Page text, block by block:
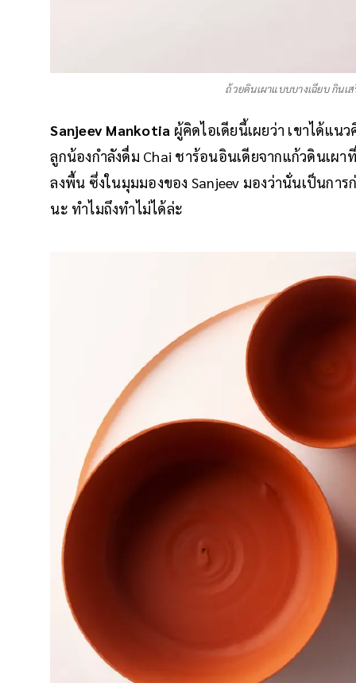
ถ้วยดินเผาแบบบางเฉียบ กินเ
Sanjeev Mankotia ผู้คิดไอเดียนี้เผยว่า เขาได้แน
ลูกน้องกำลังดื่ม Chai ชาร้อนอินเดียจากแก้วดินเผ
ลงพื้น ซึ่งในมุมมองของ Sanjeev มองว่านั่นเป็นกา
นะ ทำไมถึงทำไม่ได้ล่ะ